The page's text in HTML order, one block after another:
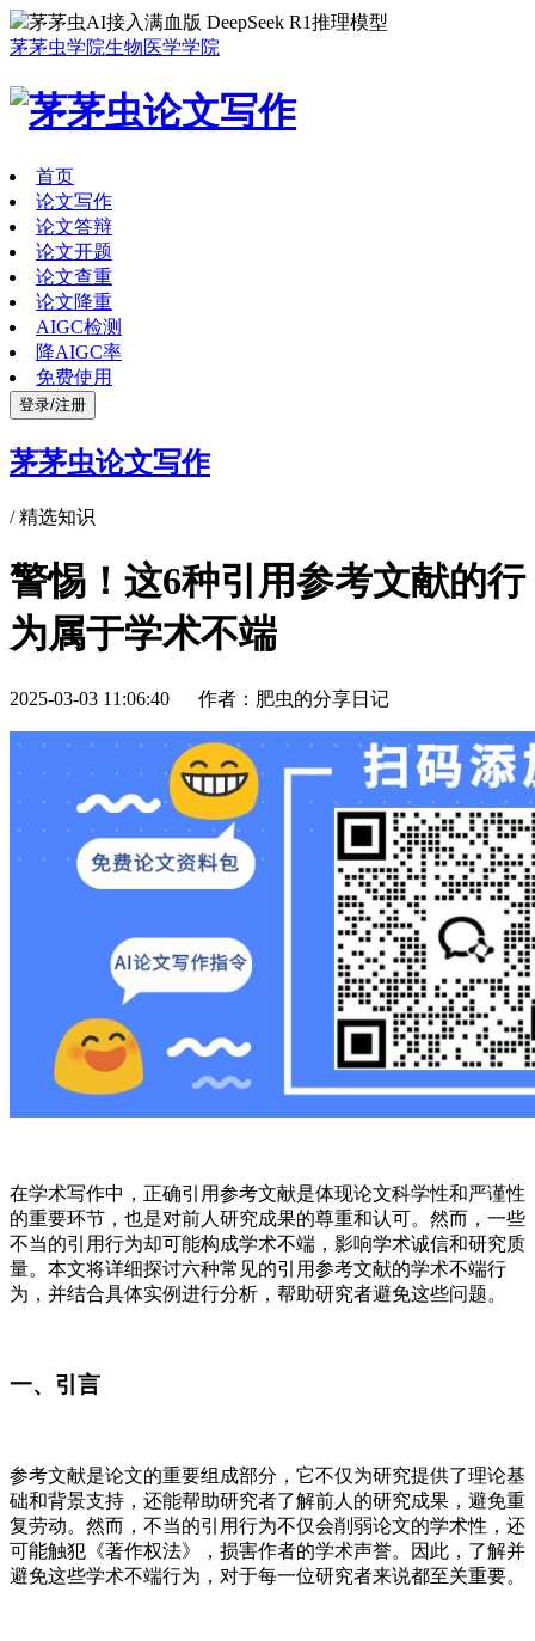
茅茅虫AI接入满血版 DeepSeek R1推理模型
茅茅虫学院生物医学学院
首页
论文写作
论文答辩
论文开题
论文查重
论文降重
AIGC检测
降AIGC率
免费使用
登录/注册
茅茅虫论文写作
/精选知识
警惕！这6种引用参考文献的行
为属于学术不端
2025-03-03 11:06:40 作者：肥虫的分享日记
在学术写作中，正确引用参考文献是体现论文科学性和严谨性
的重要环节，也是对前人研究成果的尊重和认可。然而，一些
不当的引用行为却可能构成学术不端，影响学术诚信和研究质
量。本文将详细探讨六种常见的引用参考文献的学术不端行
为，并结合具体实例进行分析，帮助研究者避免这些问题。
一、引言
参考文献是论文的重要组成部分，它不仅为研究提供了理论基
础和背景支持，还能帮助研究者了解前人的研究成果，避免重
复劳动。然而，不当的引用行为不仅会削弱论文的学术性，还
可能触犯《著作权法》，损害作者的学术声誉。因此，了解并
避免这些学术不端行为，对于每一位研究者来说都至关重要。